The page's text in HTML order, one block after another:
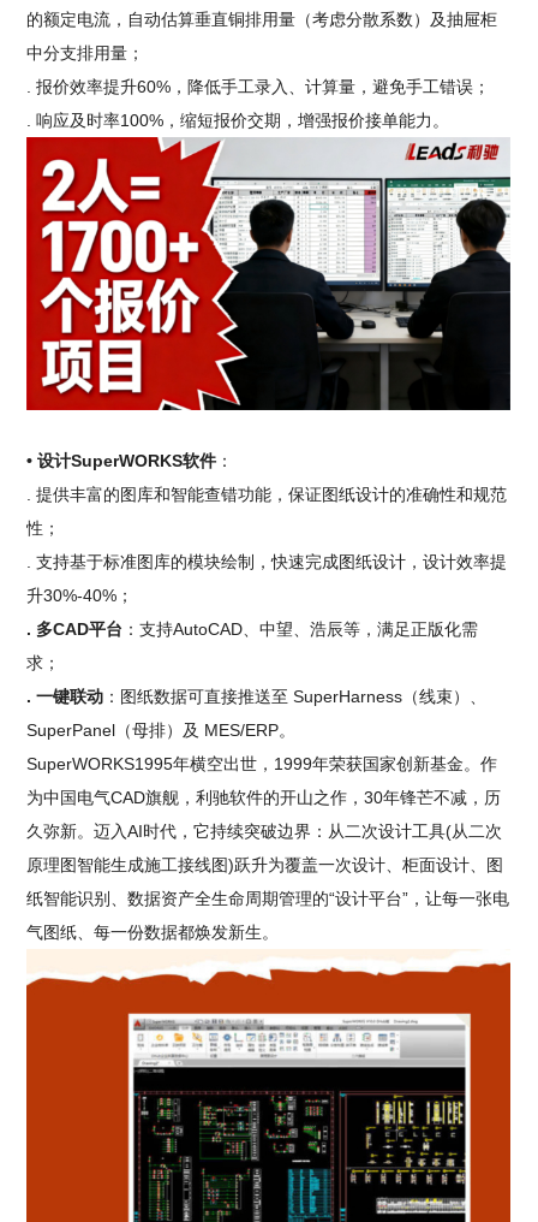
的额定电流，自动估算垂直铜排用量（考虑分散系数）及抽屉柜
中分支排用量；
. 报价效率提升60%，降低手工录入、计算量，避免手工错误；
. 响应及时率100%，缩短报价交期，增强报价接单能力。
• 设计SuperWORKS软件 ：
. 提供丰富的图库和智能查错功能，保证图纸设计的准确性和规范
性；
. 支持基于标准图库的模块绘制，快速完成图纸设计，设计效率提
升30%-40%；
. 多CAD平台 ：支持AutoCAD、中望、浩辰等，满足正版化需
求；
. 一键联动 ：图纸数据可直接推送至 SuperHarness（线束）、
SuperPanel（母排）及 MES/ERP。
SuperWORKS1995年横空出世，1999年荣获国家创新基金。作
为中国电气CAD旗舰，利驰软件的开山之作，30年锋芒不减，历
久弥新。迈入AI时代，它持续突破边界：从二次设计工具(从二次
原理图智能生成施工接线图)跃升为覆盖一次设计、柜面设计、图
纸智能识别、数据资产全生命周期管理的“设计平台”，让每一张电
气图纸、每一份数据都焕发新生。